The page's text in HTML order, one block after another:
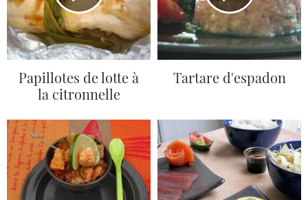
Papillotes de lotte à
la citronnelle
Tartare d'espadon